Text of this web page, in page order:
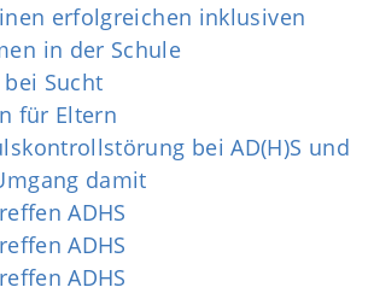
erfolgreichen inklusiven
in der Schule
Sucht
für Eltern
bei AD(H)S und
damit
ADHS
ADHS
ADHS